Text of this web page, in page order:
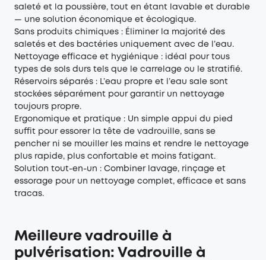
saleté et la poussière, tout en étant lavable et durable
— une solution économique et écologique.
Sans produits chimiques : Éliminer la majorité des
saletés et des bactéries uniquement avec de l’eau.
Nettoyage efficace et hygiénique : idéal pour tous
types de sols durs tels que le carrelage ou le stratifié.
Réservoirs séparés : L’eau propre et l’eau sale sont
stockées séparément pour garantir un nettoyage
toujours propre.
Ergonomique et pratique : Un simple appui du pied
suffit pour essorer la tête de vadrouille, sans se
pencher ni se mouiller les mains et rendre le nettoyage
plus rapide, plus confortable et moins fatigant.
Solution tout-en-un : Combiner lavage, rinçage et
essorage pour un nettoyage complet, efficace et sans
tracas.
Meilleure vadrouille à
pulvérisation: Vadrouille à